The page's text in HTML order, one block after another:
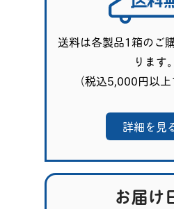
送料は各製品1箱のご
ります。
（税込5,000円以上
詳細を見
お届け